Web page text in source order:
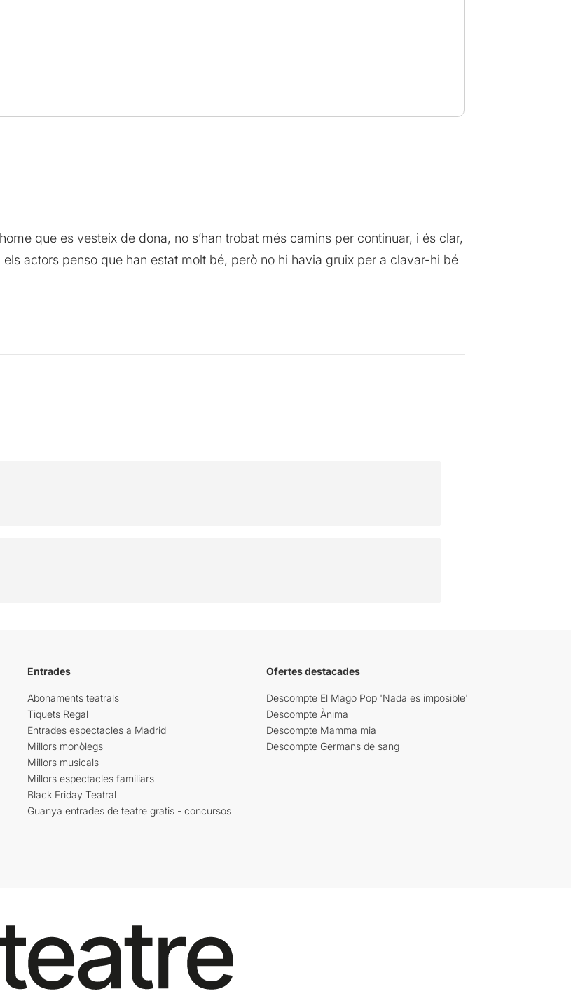
que es vesteix de dona, no s’han trobat més camins per continuar, i és clar,
els actors penso que han estat molt bé, però no hi havia gruix per a clavar-hi bé
Entrades
Abonaments teatrals
Tiquets Regal
Entrades espectacles a Madrid
Millors monòlegs
Millors musicals
Millors espectacles familiars
Black Friday Teatral
Guanya entrades de teatre gratis - concursos
Ofertes destacades
Descompte El Mago Pop 'Nada es imposible'
Descompte Ànima
Descompte Mamma mia
Descompte Germans de sang